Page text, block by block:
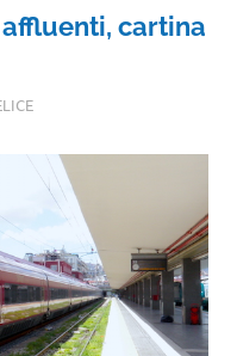
cartina